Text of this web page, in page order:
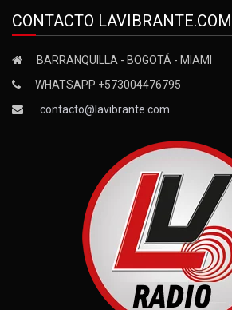
CONTACTO LAVIBRANTE.COM
BARRANQUILLA - BOGOTÁ - MIAMI
WHATSAPP +573004476795
contacto@lavibrante.com